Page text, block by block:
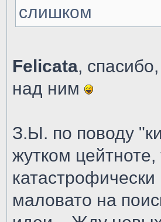
слишком
Felicata,
над ним
З.Ы. по поводу
жутком цейтноте,
маловато на